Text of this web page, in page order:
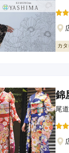
カタ
錦
尾